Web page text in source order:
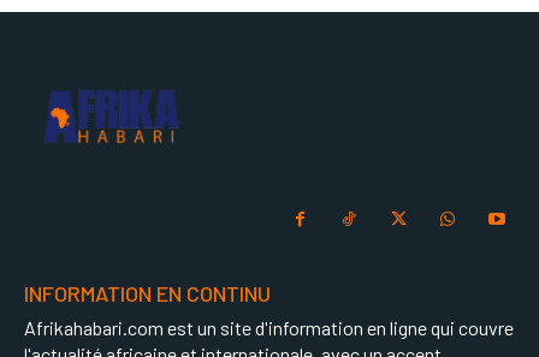
INFORMATION EN CONTINU
Afrikahabari.com est un site d'information en ligne qui couvre